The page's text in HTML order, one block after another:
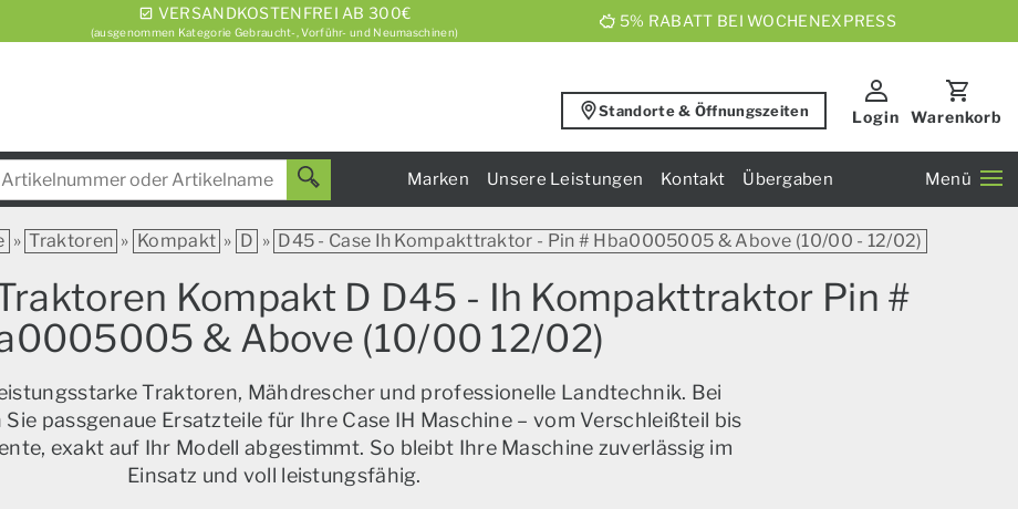
VERSANDKOSTENFREI AB 300€
(ausgenommen Kategorie Gebraucht-, Vorführ- und Neumaschinen)
5% RABATT BEI WOCHENEXPRESS
Standorte & Öffnungszeiten Login Warenkorb
Marken Unsere Leistungen Kontakt Übergaben Menü
» Traktoren » Kompakt » D » D45 - Case Ih Kompakttraktor - Pin # Hba0005005 & Above (10/00 - 12/02)
Kompakt D D45 - Ih Kompakttraktor Pin #
& Above (10/00 12/02)
Traktoren, Mähdrescher und professionelle Landtechnik. Bei
passgenaue Ersatzteile für Ihre Case IH Maschine – vom Verschleißteil bis
exakt auf Ihr Modell abgestimmt. So bleibt Ihre Maschine zuverlässig im
Einsatz und voll leistungsfähig.